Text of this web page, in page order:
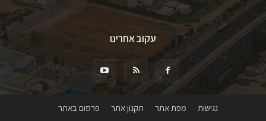
עקוב אחרינו
נגישות מפת אתר תקנון אתר
פרסום באתר